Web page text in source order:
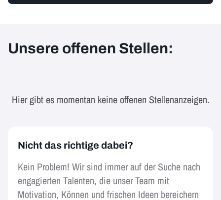
Unsere offenen Stellen:
Hier gibt es momentan keine offenen Stellenanzeigen.
Nicht das richtige dabei?
Kein Problem! Wir sind immer auf der Suche nach
engagierten Talenten, die unser Team mit
Motivation, Können und frischen Ideen bereichern